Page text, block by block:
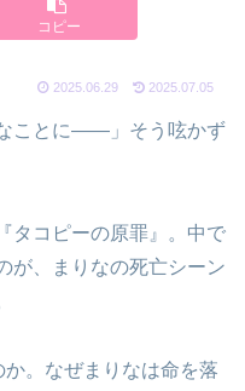
コピー
2025.06.29 2025.07.05
ことに——」そう呟かず
タコピーの原罪』。中で
が、まりなの死亡シーン
か。なぜまりなは命を落